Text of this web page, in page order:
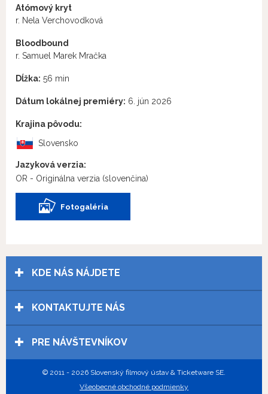
Atómový kryt
r. Nela Verchovodková
Bloodbound
r. Samuel Marek Mračka
Dĺžka: 56 min
Dátum lokálnej premiéry: 6. jún 2026
Krajina pôvodu:
Slovensko
Jazyková verzia:
OR - Originálna verzia (slovenčina)
Fotogaléria
KDE NÁS NÁJDETE
KONTAKTUJTE NÁS
PRE NÁVŠTEVNÍKOV
© 2011 - 2026 Slovenský filmový ústav & Ticketware SE.
Všeobecné obchodné podmienky